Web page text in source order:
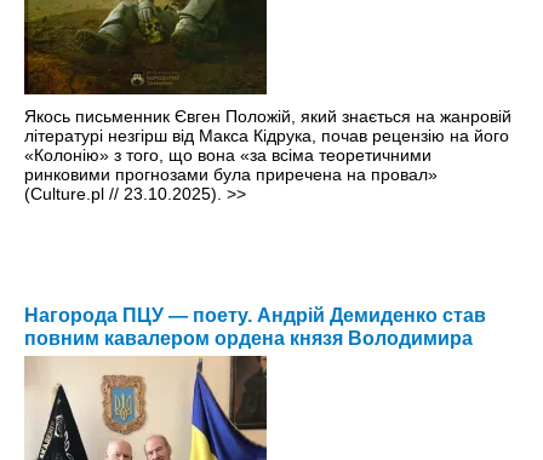
Якось письменник Євген Положій, який знається на жанровій
літературі незгірш від Макса Кідрука, почав рецензію на його
«Колонію» з того, що вона «за всіма теоретичними
ринковими прогнозами була приречена на провал»
(Culture.pl // 23.10.2025). >>
Нагорода ПЦУ — поету. Андрій Демиденко став
повним кавалером ордена князя Володимира